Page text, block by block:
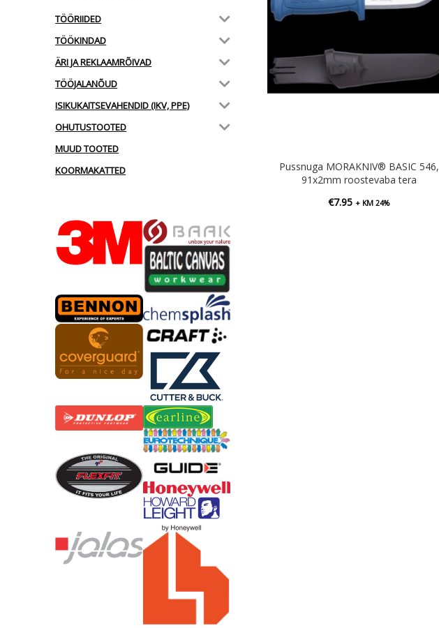
Pussnuga MORAKNIV® BASIC 546,
91x2mm roostevaba tera
€7.95 + KM 24%
TÖÖRIIDED
TÖÖKINDAD
ÄRI JA REKLAAMRÕIVAD
TÖÖJALANÕUD
ISIKUKAITSEVAHENDID (IKV, PPE)
OHUTUSTOOTED
MUUD TOOTED
KOORMAKATTED